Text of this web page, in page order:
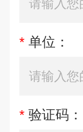
* 单位：
* 验证码：